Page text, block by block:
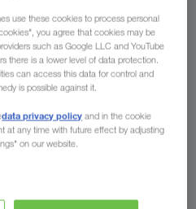
use these cookies to process personal
you agree that cookies may be
such as Google LLC and YouTube
there is a lower level of data protection.
can access this data for control and
is possible against it.
data privacy policy and in the cookie
at any time with future effect by adjusting
on our website.